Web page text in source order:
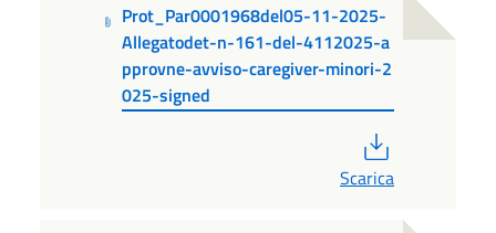
Prot_Par0001968del05-11-2025-
Allegatodet-n-161-del-4112025-a
pprovne-avviso-caregiver-minori-2
025-signed
Scarica